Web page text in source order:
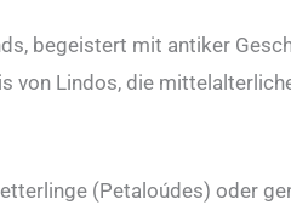
begeistert mit antiker
von Lindos, die
(Petaloúdes) oder